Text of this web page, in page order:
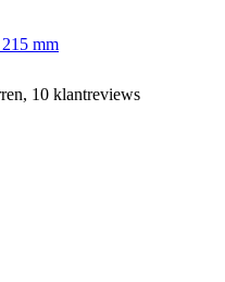
mm
10 klantreviews